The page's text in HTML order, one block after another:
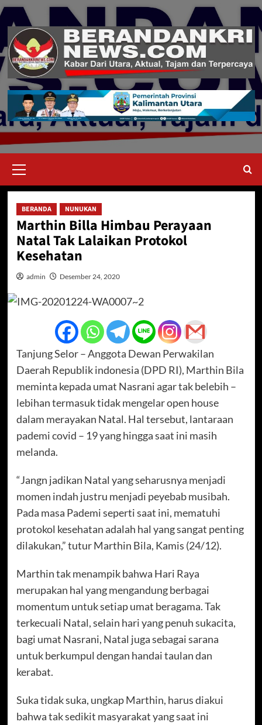
Skip
content
Menu
BERANDA NUNUKAN
Marthin Billa Himbau Perayaan
Natal Tak Lalaikan Protokol
Kesehatan
admin Desember 24, 2020
Tanjung Selor – Anggota Dewan Perwakilan
Daerah Republik indonesia (DPD RI), Marthin Bila
meminta kepada umat Nasrani agar tak belebih –
lebihan termasuk tidak mengelar open house
dalam merayakan Natal. Hal tersebut, lantaraan
pademi covid – 19 yang hingga saat ini masih
melanda.
“Jangn jadikan Natal yang seharusnya menjadi
momen indah justru menjadi peyebab musibah.
Pada masa Pademi seperti saat ini, mematuhi
protokol kesehatan adalah hal yang sangat penting
dilakukan,” tutur Marthin Bila, Kamis (24/12).
Marthin tak menampik bahwa Hari Raya
merupakan hal yang mengandung berbagai
momentum untuk setiap umat beragama. Tak
terkecuali Natal, selain hari yang penuh sukacita,
bagi umat Nasrani, Natal juga sebagai sarana
untuk berkumpul dengan handai taulan dan
kerabat.
Suka tidak suka, ungkap Marthin, harus diakui
bahwa tak sedikit masyarakat yang saat ini